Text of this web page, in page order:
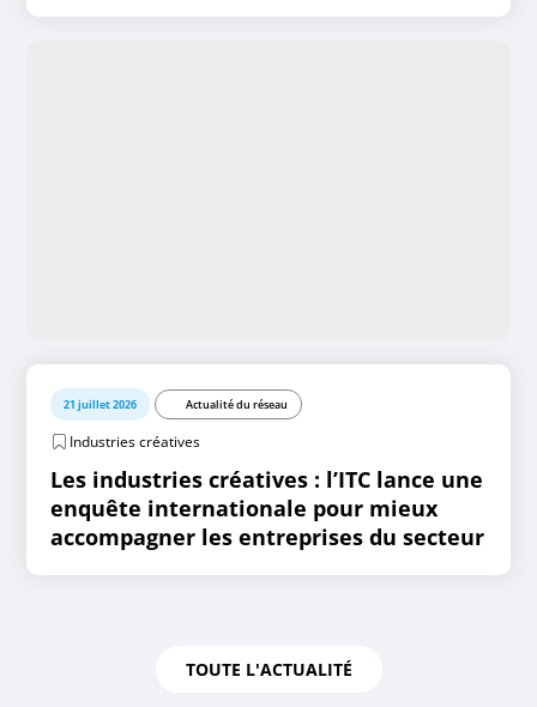
21 juillet 2026 Actualité du réseau
Industries créatives
Les industries créatives : l’ITC lance une
enquête internationale pour mieux
accompagner les entreprises du secteur
TOUTE L'ACTUALITÉ